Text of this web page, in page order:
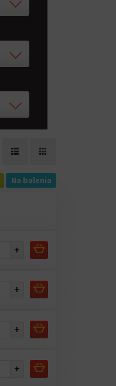
Na balenia
+
+
+
+